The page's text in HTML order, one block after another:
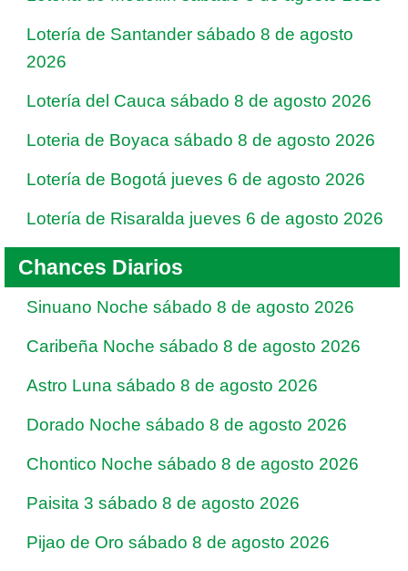
Lotería de Santander sábado 8 de agosto
2026
Lotería del Cauca sábado 8 de agosto 2026
Loteria de Boyaca sábado 8 de agosto 2026
Lotería de Bogotá jueves 6 de agosto 2026
Lotería de Risaralda jueves 6 de agosto 2026
Chances Diarios
Sinuano Noche sábado 8 de agosto 2026
Caribeña Noche sábado 8 de agosto 2026
Astro Luna sábado 8 de agosto 2026
Dorado Noche sábado 8 de agosto 2026
Chontico Noche sábado 8 de agosto 2026
Paisita 3 sábado 8 de agosto 2026
Pijao de Oro sábado 8 de agosto 2026